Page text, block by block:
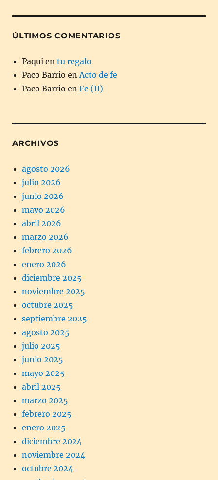
ÚLTIMOS COMENTARIOS
Paqui en tu regalo
Paco Barrio enActo de fe
Paco Barrio en Fe (II)
ARCHIVOS
agosto 2026
julio 2026
junio 2026
mayo 2026
abril 2026
marzo 2026
febrero 2026
enero 2026
diciembre 2025
noviembre 2025
octubre 2025
septiembre 2025
agosto 2025
julio 2025
junio 2025
mayo 2025
abril 2025
marzo 2025
febrero 2025
enero 2025
diciembre 2024
noviembre 2024
octubre 2024